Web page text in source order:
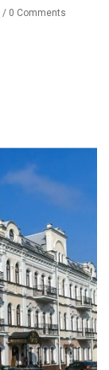
/ 0 Comments